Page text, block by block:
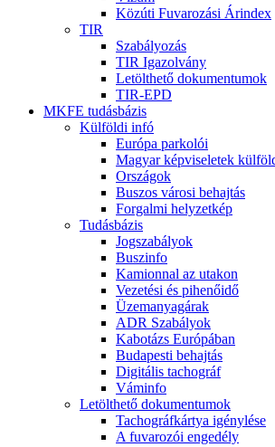
Közúti Fuvarozási Árindex
TIR
Szabályozás
TIR Igazolvány
Letölthető dokumentumok
TIR-EPD
MKFE tudásbázis
Külföldi infó
Európa parkolói
Magyar képviseletek
Országok
Buszos városi behajtás
Forgalmi helyzetkép
Tudásbázis
Jogszabályok
Buszinfo
Kamionnal az utakon
Vezetési és pihenőidő
Üzemanyagárak
ADR Szabályok
Kabotázs Európában
Budapesti behajtás
Digitális tachográf
Váminfo
Letölthető dokumentumok
Tachográfkártya igénylése
A fuvarozói engedély